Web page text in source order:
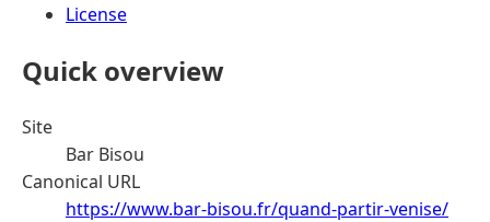
License
Quick overview
Site
Bar Bisou
Canonical URL
https://www.bar-bisou.fr/quand-partir-venise/